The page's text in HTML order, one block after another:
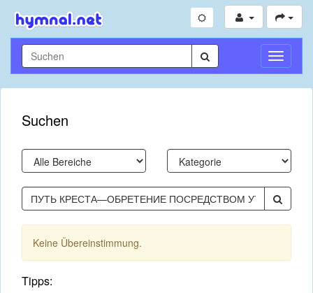
Suchen
Keine Übereinstimmung.
Tipps: